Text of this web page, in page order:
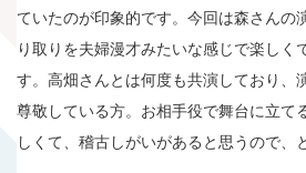
ていたのが印象的です。今回は森さんの
り取りを夫婦漫才みたいな感じで楽しく
す。高畑さんとは何度も共演しており、
尊敬している方。お相手役で舞台に立て
しくて、稽古しがいがあると思うので、